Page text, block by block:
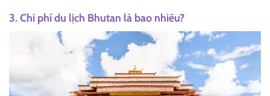
3. Chi phí du lịch Bhutan là bao nhiêu?